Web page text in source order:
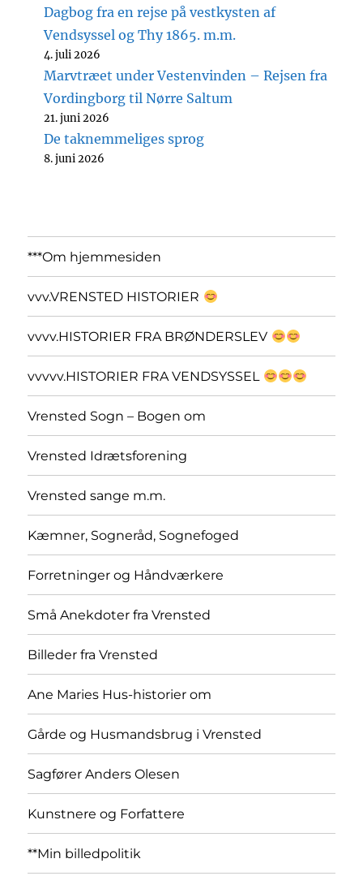
Dagbog fra en rejse på vestkysten af
Vendsyssel og Thy 1865. m.m.
4. juli 2026
Marvtræet under Vestenvinden – Rejsen fra
Vordingborg til Nørre Saltum
21. juni 2026
De taknemmeliges sprog
8. juni 2026
***Om hjemmesiden
vvv.VRENSTED HISTORIER
vvvv.HISTORIER FRA BRØNDERSLEV
vvvvv.HISTORIER FRA VENDSYSSEL
Vrensted Sogn – Bogen om
Vrensted Idrætsforening
Vrensted sange m.m.
Kæmner, Sogneråd, Sognefoged
Forretninger og Håndværkere
Små Anekdoter fra Vrensted
Billeder fra Vrensted
Ane Maries Hus-historier om
Gårde og Husmandsbrug i Vrensted
Sagfører Anders Olesen
Kunstnere og Forfattere
**Min billedpolitik